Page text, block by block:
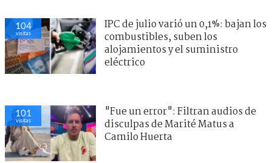
104
visitas
IPC de julio varió un 0,1%: bajan los
combustibles, suben los
alojamientos y el suministro
eléctrico
101
visitas
"Fue un error": Filtran audios de
disculpas de Marité Matus a
Camilo Huerta